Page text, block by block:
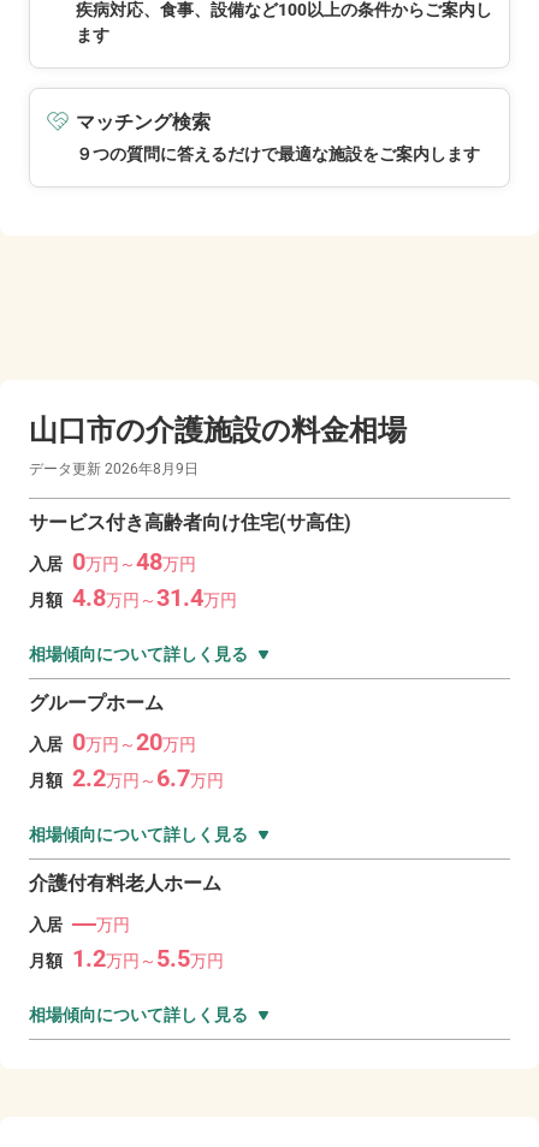
疾病対応、食事、設備など100以上の条件からご案内し
ます
マッチング検索
９つの質問に答えるだけで最適な施設をご案内します
山口市の介護施設の料金相場
データ更新 2026年8月9日
サービス付き高齢者向け住宅(サ高住)
入居 0万円～48万円
月額 4.8万円～31.4万円
相場傾向について詳しく見る
グループホーム
入居 0万円～20万円
月額 2.2万円～ 6.7万円
相場傾向について詳しく見る
介護付有料老人ホーム
入居 ―万円
月額 1.2万円～ 5.5万円
相場傾向について詳しく見る